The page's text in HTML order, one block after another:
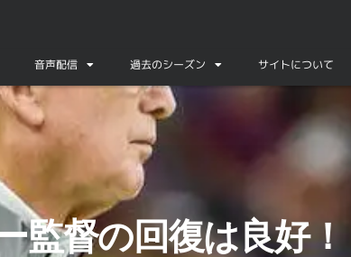
音声配信 過去のシーズン サイトについて
監督の回復は良好！